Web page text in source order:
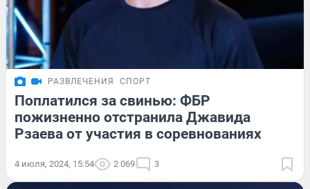
РАЗВЛЕЧЕНИЯ СПОРТ
Поплатился за свинью: ФБР
пожизненно отстранила Джавида
Рзаева от участия в соревнованиях
4 июля, 2024, 15:54 2 069 3